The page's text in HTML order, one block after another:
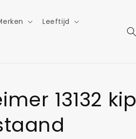
Leeftijd
13132 kip